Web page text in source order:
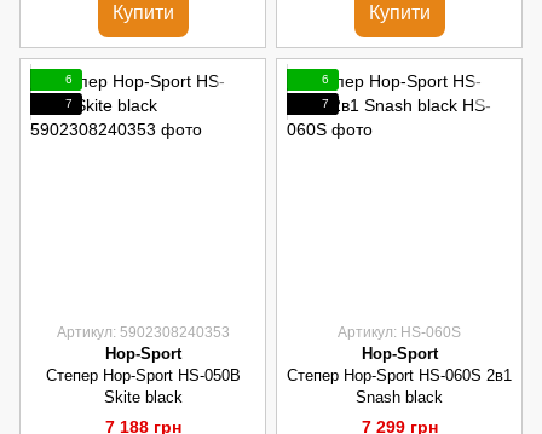
Купити Купити
6
7
Артикул: 5902308240353
Hop-Sport
Степер Hop-Sport HS-050B
Skite black
7 188 грн
6
7
Артикул: HS-060S
Hop-Sport
Степер Hop-Sport HS-060S 2в1
Snash black
7 299 грн